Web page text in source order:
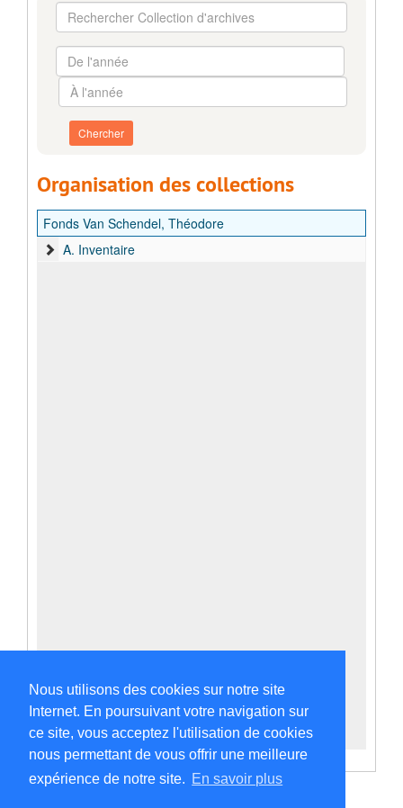
Nous utilisons des cookies sur notre site
Internet. En poursuivant votre navigation sur
ce site, vous acceptez l'utilisation de cookies
nous permettant de vous offrir une meilleure
expérience de notre site. En savoir plus
Rechercher
Collection
d'archives
De
l'année
À
l'année
Organisation des collections
Fonds Van Schendel, Théodore
A. Inventaire